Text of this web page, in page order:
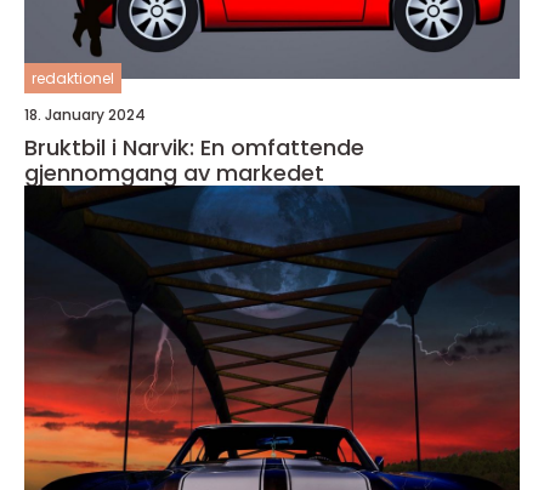
redaktionel
18. January 2024
Bruktbil i Narvik: En omfattende
gjennomgang av markedet